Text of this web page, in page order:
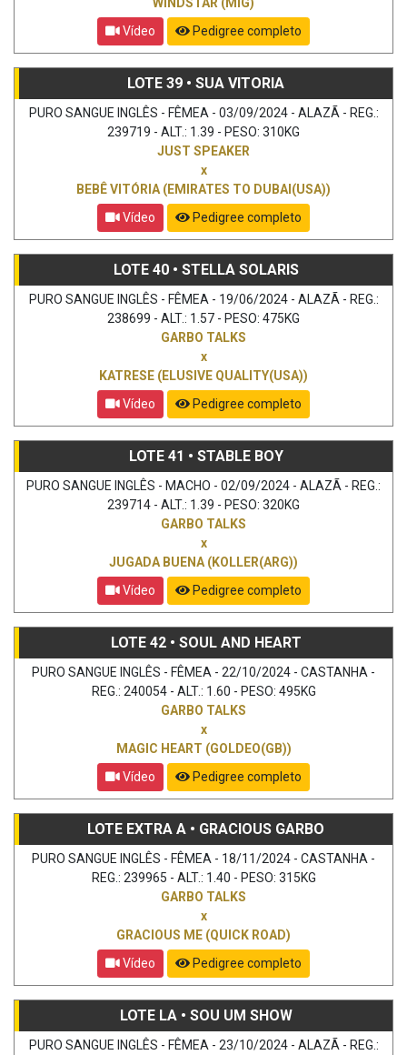
Vídeo
Pedigree completo
LOTE 39 • SUA VITORIA
PURO SANGUE INGLÊS - FÊMEA - 03/09/2024 - ALAZÃ - REG.:
239719 - ALT.: 1.39 - PESO: 310KG
JUST SPEAKER
x
BEBÊ VITÓRIA (EMIRATES TO DUBAI(USA))
Vídeo
Pedigree completo
LOTE 40 • STELLA SOLARIS
PURO SANGUE INGLÊS - FÊMEA - 19/06/2024 - ALAZÃ - REG.:
238699 - ALT.: 1.57 - PESO: 475KG
GARBO TALKS
x
KATRESE (ELUSIVE QUALITY(USA))
Vídeo
Pedigree completo
LOTE 41 • STABLE BOY
PURO SANGUE INGLÊS - MACHO - 02/09/2024 - ALAZÃ - REG.:
239714 - ALT.: 1.39 - PESO: 320KG
GARBO TALKS
x
JUGADA BUENA (KOLLER(ARG))
Vídeo
Pedigree completo
LOTE 42 • SOUL AND HEART
PURO SANGUE INGLÊS - FÊMEA - 22/10/2024 - CASTANHA -
REG.: 240054 - ALT.: 1.60 - PESO: 495KG
GARBO TALKS
x
MAGIC HEART (GOLDEO(GB))
Vídeo
Pedigree completo
LOTE EXTRA A • GRACIOUS GARBO
PURO SANGUE INGLÊS - FÊMEA - 18/11/2024 - CASTANHA -
REG.: 239965 - ALT.: 1.40 - PESO: 315KG
GARBO TALKS
x
GRACIOUS ME (QUICK ROAD)
Vídeo
Pedigree completo
LOTE LA • SOU UM SHOW
PURO SANGUE INGLÊS - FÊMEA - 23/10/2024 - ALAZÃ - REG.: